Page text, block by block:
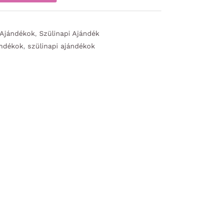
, Szülinapi Ajándék
, szülinapi ajándékok